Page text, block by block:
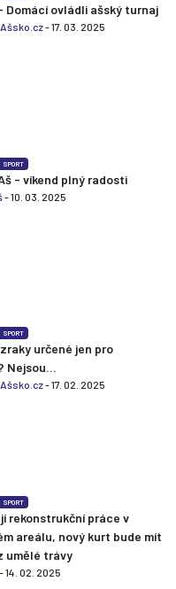
Domácí ovládli ašský turnaj
- 17. 03. 2025
SPORT
- víkend plný radosti
- 10. 03. 2025
SPORT
určené jen pro
Nejsou…
- 17. 02. 2025
SPORT
rekonstrukční práce v
areálu, nový kurt bude mít
umělé trávy
- 14. 02. 2025